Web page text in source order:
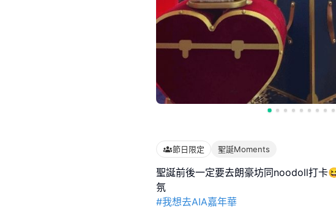
節日限定 聖誕Moments
聖誕前後一定要去朗豪坊同noodoll打
#我想去AIA嘉年華